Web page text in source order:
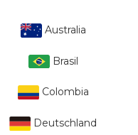
Australia
Brasil
Colombia
Deutschland